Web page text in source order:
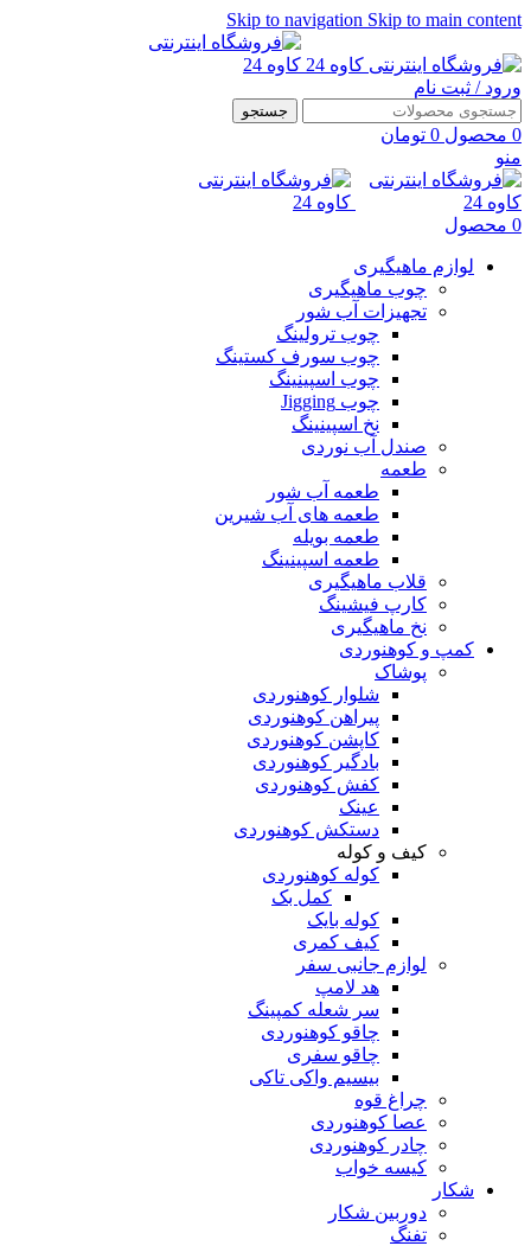
Skip to navigation Skip to main content
ورود / ثبت نام
جستجو
0 محصول 0 تومان
منو
0 محصول
لوازم ماهیگیری
چوب ماهیگیری
تجهیزات آب شور
چوب ترولینگ
چوب سورف کستینگ
چوب اسپینینگ
چوب Jigging
نخ اسپینینگ
صندل آب نوردی
طعمه
طعمه آب شور
طعمه های آب شیرین
طعمه بویله
طعمه اسپینینگ
قلاب ماهیگیری
کارپ فیشینگ
نخ ماهیگیری
کمپ و کوهنوردی
پوشاک
شلوار کوهنوردی
پیراهن کوهنوردی
کاپشن کوهنوردی
بادگیر کوهنوردی
کفش کوهنوردی
عینک
دستکش کوهنوردی
کیف و کوله
کوله کوهنوردی
کمل بک
کوله بایک
کیف کمری
لوازم جانبی سفر
هد لامپ
سر شعله کمپینگ
چاقو کوهنوردی
چاقو سفری
بیسیم واکی تاکی
چراغ قوه
عصا کوهنوردی
چادر کوهنوردی
کیسه خواب
شکار
دوربین شکار
تفنگ